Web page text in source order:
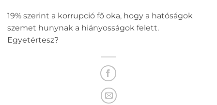
19% szerint a korrupció fő oka, hogy a hatóságok
szemet hunynak a hiányosságok felett.
Egyetértesz?